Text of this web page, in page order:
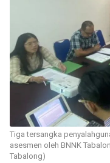
Tiga tersangka
asesmen oleh BNNK
Tabalong)